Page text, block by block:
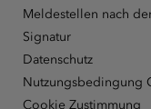
Meldestellen nach
Signatur
Datenschutz
Nutzungsbedingung
Cookie Zustimmung